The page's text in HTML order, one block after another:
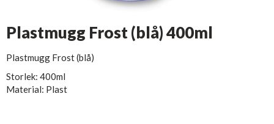
Plastmugg Frost (blå) 400ml
Plastmugg Frost (blå)
Storlek: 400ml
Material: Plast